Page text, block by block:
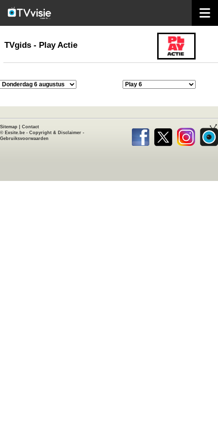
TVgids
TVgids - Play Actie
Sitemap
Contact
© Exsite.be - Copyright & Disclaimer -
Gebruiksvoorwaarden